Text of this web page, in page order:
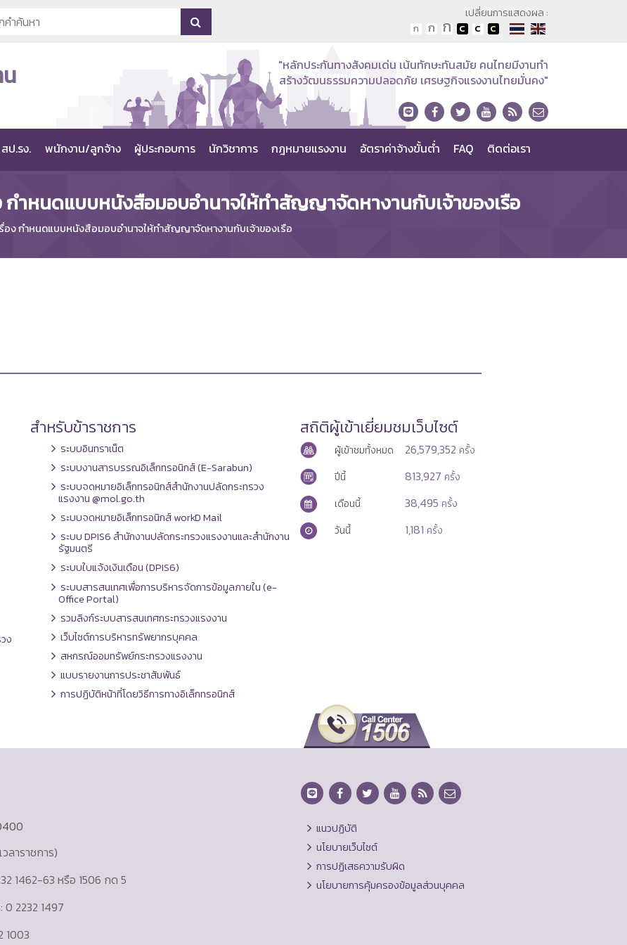
เปลี่ยนการแสดงผล :
"หลักประกันทางสังคมเด่น เน้นทักษะทันสมัย คนไทยมีงานทำ
สร้างวัฒนธรรมความปลอดภัย เศรษฐกิจแรงงานไทยมั่นคง"
ป.รง. พนักงาน/ลูกจ้าง ผู้ประกอบการ นักวิชาการ กฎหมายแรงงาน อัตราค่าจ้างขั้นต่ำ FAQ ติดต่อเรา
กำหนดแบบหนังสือมอบอำนาจให้ทำสัญญาจัดหางานกับเจ้าของเรือ
อง กำหนดแบบหนังสือมอบอำนาจให้ทำสัญญาจัดหางานกับเจ้าของเรือ
ง
สำหรับข้าราชการ
ระบบอินทราเน็ต
ระบบงานสารบรรณอิเล็กทรอนิกส์ (E-Sarabun)
ระบบจดหมายอิเล็กทรอนิกส์สำนักงานปลัดกระทรวง
แรงงาน @mol.go.th
ระบบจดหมายอิเล็กทรอนิกส์ workD Mail
ระบบ DPIS6 สำนักงานปลัดกระทรวงแรงงานและสำนักงาน
รัฐมนตรี
ระบบใบแจ้งเงินเดือน (DPIS6)
ระบบสารสนเทศเพื่อการบริหารจัดการข้อมูลภายใน (e-
Office Portal)
รวมลิงก์ระบบสารสนเทศกระทรวงแรงงาน
เว็บไซต์การบริหารทรัพยากรบุคคล
สหกรณ์ออมทรัพย์กระทรวงแรงงาน
แบบรายงานการประชาสัมพันธ์
การปฏิบัติหน้าที่โดยวิธีการทางอิเล็กทรอนิกส์
สถิติผู้เข้าเยี่ยมชมเว็บไซต์
ผู้เข้าชมทั้งหมด 26,579,352 ครั้ง
ปีนี้
813,927 ครั้ง
เดือนนี้
38,495 ครั้ง
วันนี้
1,181 ครั้ง
ลาราชการ)
1462-63 หรือ 1506 กด 5
0 2232 1497
1003
แนวปฏิบัติ
นโยบายเว็บไซต์
การปฏิเสธความรับผิด
นโยบายการคุ้มครองข้อมูลส่วนบุคคล